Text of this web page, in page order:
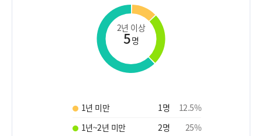
2년 이상
5명
1년 미만 1명 12.5%
1년~2년 미만
2명 25%